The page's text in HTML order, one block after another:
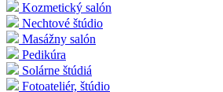
Kozmetický salón
Nechtové štúdio
Masážny salón
Pedikúra
Solárne štúdiá
Fotoateliér, štúdio